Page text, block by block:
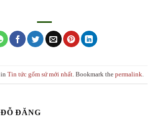
Tin tức gốm sứ mới nhất. Bookmark the permalink.
ĐỖ ĐĂNG